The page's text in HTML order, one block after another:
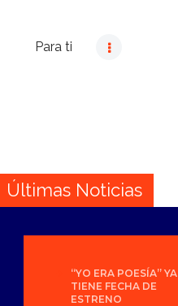
Para ti
Últimas Noticias
“YO ERA POESÍA” YA
TIENE FECHA DE
ESTRENO